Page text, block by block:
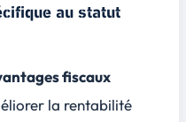
au statut
fiscaux
la rentabilité